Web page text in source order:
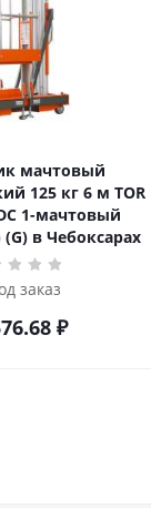
мачтовый
6 м TOR
1-мачтовый
в Чебоксарах
заказ
₽